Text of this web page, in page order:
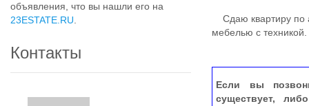
объявления, что вы нашли его на
23ESTATE.RU
Контакты
Сдаю квартиру по
мебелью с
Если вы
существует,